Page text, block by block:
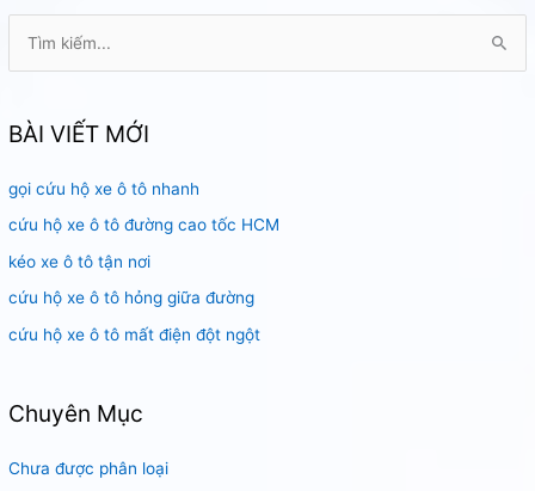
k
ế
m
:
BÀI VIẾT MỚI
gọi cứu hộ xe ô tô nhanh
cứu hộ xe ô tô đường cao tốc HCM
kéo xe ô tô tận nơi
cứu hộ xe ô tô hỏng giữa đường
cứu hộ xe ô tô mất điện đột ngột
Chuyên Mục
Chưa được phân loại